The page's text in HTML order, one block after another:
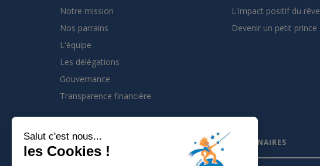
Salut c'est nous...
les Cookies !
Notre mission
Nos parrains
L'équipe
Les délégations
Gouvernance
Transparence financière
L'impact positif du rêve
Devenir un petit prince
INSCRIVEZ VOUS À LA NEWSLETTER PARTENAIRES